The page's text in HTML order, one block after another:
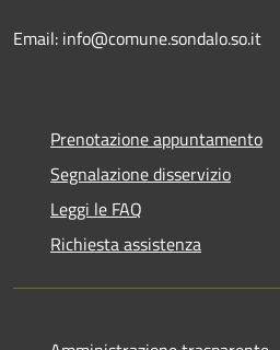
Email: info@comune.sondalo.so.it
Prenotazione appuntamento
Segnalazione disservizio
Leggi le FAQ
Richiesta assistenza